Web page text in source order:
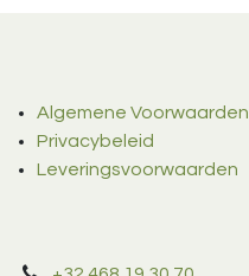
Algemene Voorwaarden
Privacybeleid
Leveringsvoorwaarden